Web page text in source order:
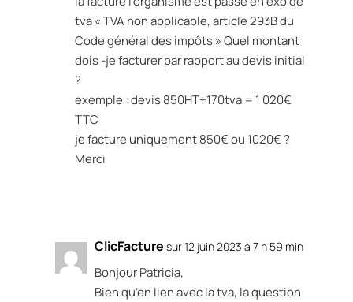
tva « TVA non applicable, article 293B du
Code général des impôts » Quel montant
dois -je facturer par rapport au devis initial
?
exemple : devis 850HT+170tva = 1 020€
TTC
je facture uniquement 850€ ou 1020€ ?
Merci
ClicFacture sur 12 juin 2023 à 7 h 59 min
Bonjour Patricia,
Bien qu’en lien avec la tva, la question